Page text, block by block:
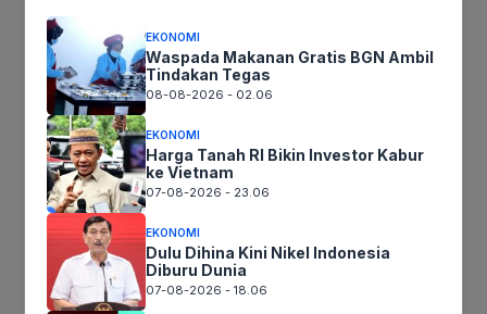
Nama
Surel
Situs
web
Simpan nama, email, dan situs web saya pada peramban ini
untuk komentar saya berikutnya.
EKONOMI
Waspada Makanan Gratis BGN Ambil
Tindakan Tegas
08-08-2026 - 02.06
EKONOMI
Harga Tanah RI Bikin Investor Kabur
ke Vietnam
07-08-2026 - 23.06
EKONOMI
Dulu Dihina Kini Nikel Indonesia
Diburu Dunia
07-08-2026 - 18.06